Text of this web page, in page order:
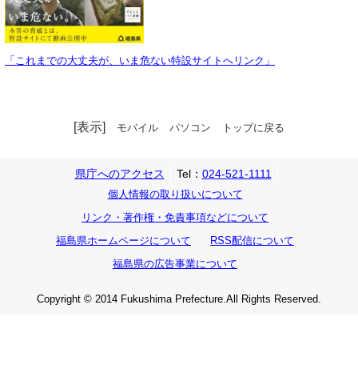
「これまでの大丈夫が、いま危ない特設サイトへリンク」
[表示] モバイル パソコン トップに戻る
県庁へのアクセス Tel： 024-521-1111
個人情報の取り扱いについて
リンク・著作権・免責事項などについて
福島県ホームページについて
RSS配信について
福島県の広告事業について
Copyright © 2014 Fukushima Prefecture.All Rights Reserved.